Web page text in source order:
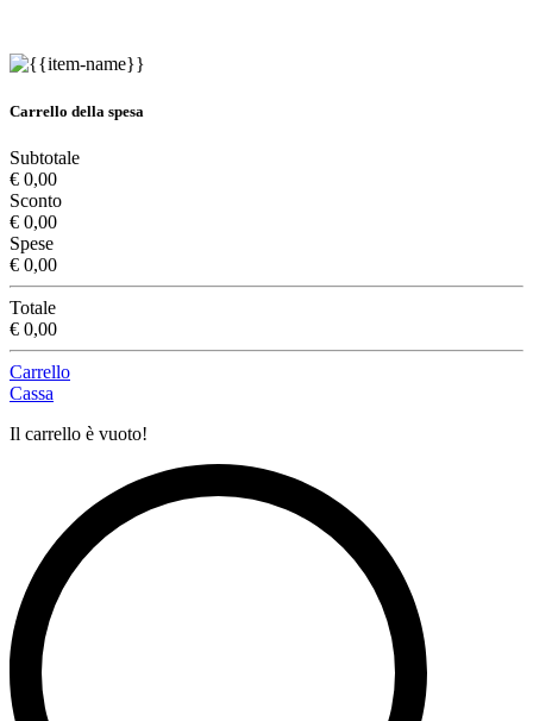
Carrello della spesa
Subtotale
€ 0,00
Sconto
€ 0,00
Spese
€ 0,00
Totale
€ 0,00
Carrello
Cassa
Il carrello è vuoto!